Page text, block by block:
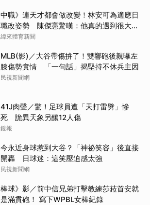
中職》連天才都會做改變！林安可為適應日
職改姿勢 陳傑憲驚嘆：他真的遇到很大挫
折
緯來體育新聞
MLB(影)／大谷帶傷拚了！雙響砲後親曝左
膝傷勢實情 「一句話」揭堅持不休兵主因
民視新聞網
41J肉聲／驚！足球員遭「天打雷劈」慘
死 詭異天象另釀12人傷
鏡報
今永近身球惹到大谷？「神祕笑容」後直接
開轟 日球迷：這笑壓迫感太強
民視新聞網
棒球》影／前中信兄弟打擊教練莎菈首安就
是滿貫砲！ 寫下WPBL女棒紀錄